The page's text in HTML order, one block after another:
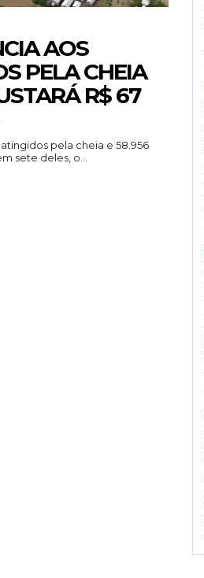
AOS
PELA CHEIA
R$ 67
pela cheia e 58.956
sete deles, o...